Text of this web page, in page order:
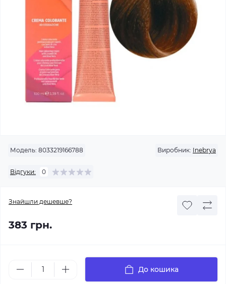
Модель: 8033219166788 Виробник: Inebrya
Відгуки: 0
Знайшли дешевше?
383 грн.
До кошика